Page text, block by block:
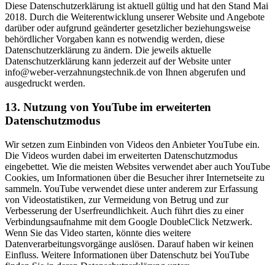
Diese Datenschutzerklärung ist aktuell gültig und hat den Stand Mai
2018. Durch die Weiterentwicklung unserer Website und Angebote
darüber oder aufgrund geänderter gesetzlicher beziehungsweise
behördlicher Vorgaben kann es notwendig werden, diese
Datenschutzerklärung zu ändern. Die jeweils aktuelle
Datenschutzerklärung kann jederzeit auf der Website unter
info@weber-verzahnungstechnik.de von Ihnen abgerufen und
ausgedruckt werden.
13. Nutzung von YouTube im erweiterten
Datenschutzmodus
Wir setzen zum Einbinden von Videos den Anbieter YouTube ein.
Die Videos wurden dabei im erweiterten Datenschutzmodus
eingebettet. Wie die meisten Websites verwendet aber auch YouTube
Cookies, um Informationen über die Besucher ihrer Internetseite zu
sammeln. YouTube verwendet diese unter anderem zur Erfassung
von Videostatistiken, zur Vermeidung von Betrug und zur
Verbesserung der Userfreundlichkeit. Auch führt dies zu einer
Verbindungsaufnahme mit dem Google DoubleClick Netzwerk.
Wenn Sie das Video starten, könnte dies weitere
Datenverarbeitungsvorgänge auslösen. Darauf haben wir keinen
Einfluss. Weitere Informationen über Datenschutz bei YouTube